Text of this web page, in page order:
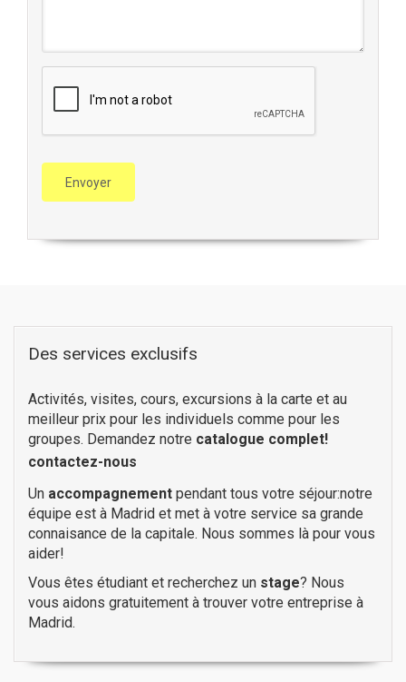
Des services exclusifs
Activités, visites, cours, excursions à la carte et au
meilleur prix pour les individuels comme pour les
groupes. Demandez notre catalogue complet!
contactez-nous
Un accompagnement pendant tous votre séjour:notre
équipe est à Madrid et met à votre service sa grande
connaisance de la capitale. Nous sommes là pour vous
aider!
Vous êtes étudiant et recherchez un stage? Nous
vous aidons gratuitement à trouver votre entreprise à
Madrid.